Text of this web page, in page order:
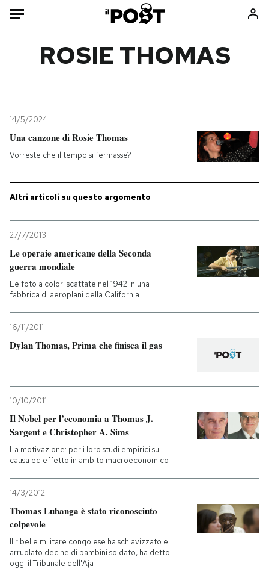
Mondo
Politica
Tecnologia
Economia
Sport
Altrecose
PODCAST
NEWSLETTER
SHOP
CALENDARIO
AREA PERSONALE
Entra
ROSIE THOMAS
14/5/2024
Una canzone di Rosie Thomas
Vorreste che il tempo si fermasse?
Altri articoli su questo argomento
27/7/2013
Le operaie americane della Seconda
guerra mondiale
Le foto a colori scattate nel 1942 in una
fabbrica di aeroplani della California
16/11/2011
Dylan Thomas, Prima che finisca il gas
10/10/2011
Il Nobel per l’economia a Thomas J.
Sargent e Christopher A. Sims
La motivazione: per i loro studi empirici su
causa ed effetto in ambito macroeconomico
14/3/2012
Thomas Lubanga è stato riconosciuto
colpevole
Il ribelle militare congolese ha schiavizzato e
arruolato decine di bambini soldato, ha detto
oggi il Tribunale dell'Aja